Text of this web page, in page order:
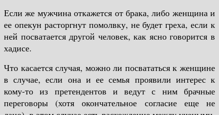
Если же мужчина откажется от брака, либо женщина и
ее опекун расторгнут помолвку, не будет греха, если к
ней посватается другой человек, как ясно говорится в
хадисе.
Что касается случая, можно ли посвататься к женщине
в случае, если она и ее семья проявили интерес к
кому-то из претендентов и ведут с ним брачные
переговоры (хотя окончательное согласие еще не